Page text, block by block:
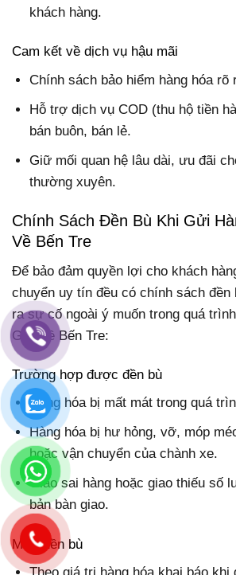
khách hàng.
Cam kết về dịch vụ hậu mãi
Chính sách bảo hiểm hàng hóa rõ
Hỗ trợ dịch vụ COD (thu hộ tiền
bán buôn, bán lẻ.
Giữ mối quan hệ lâu dài, ưu đãi
thường xuyên.
Chính Sách Đền Bù Khi Gửi
Về Bến Tre
Để bảo đảm quyền lợi cho khách
chuyển uy tín đều có chính sách đền
ra sự cố ngoài ý muốn trong quá
Gòn về Bến Tre:
Trường hợp được đền bù
Hàng hóa bị mất mát trong quá
Hàng hóa bị hư hỏng, vỡ, móp
hoặc vận chuyển của chành xe.
Giao sai hàng hoặc giao thiếu số
bản bàn giao.
Mức đền bù